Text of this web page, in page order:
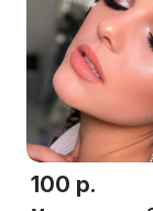
100 р.